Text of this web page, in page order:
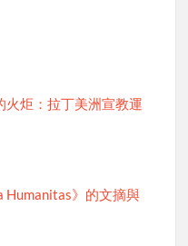
炬：拉丁美洲宣教運
Humanitas》的文摘與